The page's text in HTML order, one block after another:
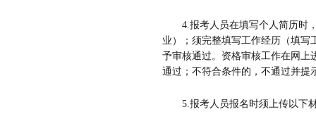
4.报考人员在填写个人简历时
业）；须完整填写工作经历（填写
予审核通过。资格审核工作在网上
通过；不符合条件的，不通过并提
5.报考人员报名时须上传以下